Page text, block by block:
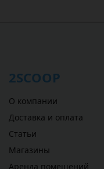
2SCOOP
О компании
Доставка и оплата
Статьи
Магазины
Аренда помещений